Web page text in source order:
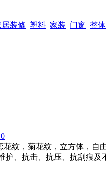
居装修 塑料 家装 门窗 整
纹，菊花纹，立方体，自
、抗击、抗压、抗刮痕